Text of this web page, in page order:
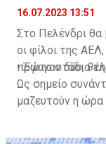
16.07.2023 13:51
Στο Πελένδρι
οι φίλοι της
πρώτο στάδιο
•Έφυγαν δύο,
Ως σημείο
μαζευτούν η
δώοσυν το